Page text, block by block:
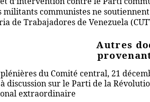
communistes ne
de Trabajadores de Venezuela
Autres
du Comité central, 21
à discussion sur le Parti de la
extraordinaire